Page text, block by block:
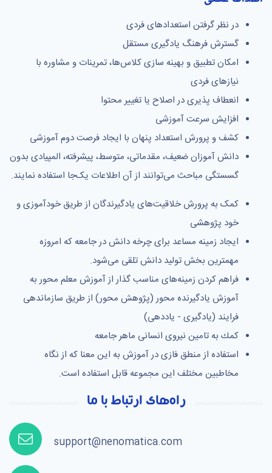
در نظر گرفتن استعدادهای فردی
گسترش فرهنگ یادگیری مستقل
امكان تطبیق و بهینه سازی كلاس‌ها، تمرینات و مشاوره با
نیازهای فردی
انعطاف پذیری در اصلاح یا تغییر محتوا
افزایش سرعت آموزشی
كشف و پرورش استعداد پنهان با ایجاد فرصت دوم آموزشی
دانش آموزان ضعیف، مقدماتی، متوسط، پیشرفته، المپیادی بدون
گسستگی مباحث می‌توانند از آن اطلاعات یک‌جا استفاده نمایند.
كمک به پرورش خلاقیت‌های یادگیرندگان از طریق خودآموزی و
خود پژوهشی
ایجاد زمینه مساعد برای چرخه دانش در جامعه كه امروزه
مهمترین بخش تولید دانش تلقی می‌شود.
فراهم كردن زمینه‌های مناسب گذار از آموزش معلم محور به
آموزش یادگیرنده محور (پژوهش محور) از طریق سازماندهی
فرایند (یادگیری - یاددهی)
كمك به تامین نیروی انسانی ماهر جامعه
استفاده از منطق فازی در آموزش به این معنا که از نگاه
مخاطبین مختلف این مجموعه قابل استفاده است.
راه‌های ارتباط با ما
support@nenomatica.com